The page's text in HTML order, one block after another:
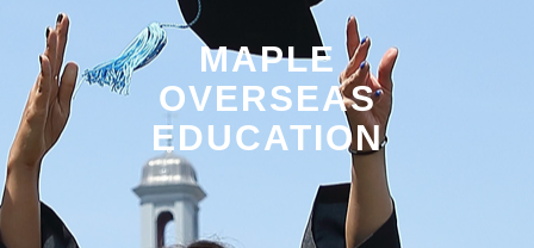
MAPLE
OVERSEAS
EDUCATION